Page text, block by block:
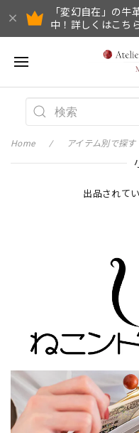
「変幻自在」の牛
中！詳しくはこち
Home アイテム別で探す
出品されて